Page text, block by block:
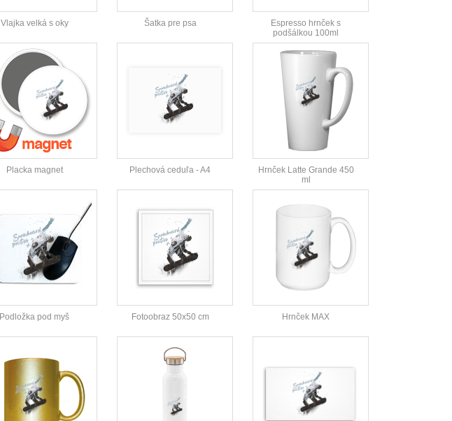
Vlajka velká s oky Šatka pre psa
Espresso hrnček s
podšálkou 100ml
Placka magnet Plechová ceduľa - A4
Hrnček Latte Grande 450
ml
Podložka pod myš Fotoobraz 50x50 cm Hrnček MAX